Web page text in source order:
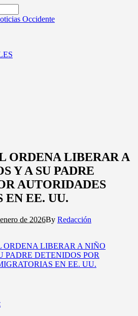
ORDENA LIBERAR A
Y A SU PADRE
AUTORIDADES
EE. UU.
de 2026By Redacción